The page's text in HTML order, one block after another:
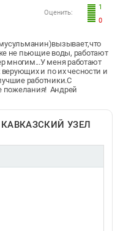
1
0
Оценить:
не пьющие воды, работают
многим...У меня работают
и по их чесности и
работники.С
пожелания! Андрей
УЗЕЛ